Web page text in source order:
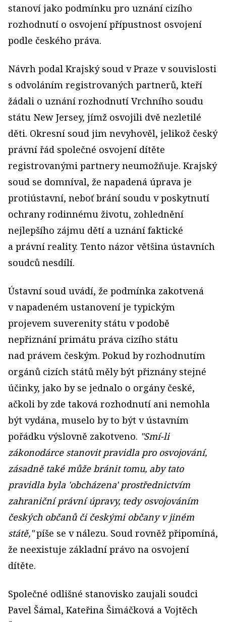
stanoví jako podmínku pro uznání cizího
rozhodnutí o osvojení přípustnost osvojení
podle českého práva.
Návrh podal Krajský soud v Praze v souvislosti
s odvoláním registrovaných partnerů, kteří
žádali o uznání rozhodnutí Vrchního soudu
státu New Jersey, jímž osvojili dvě nezletilé
děti. Okresní soud jim nevyhověl, jelikož český
právní řád společné osvojení dítěte
registrovanými partnery neumožňuje. Krajský
soud se domníval, že napadená úprava je
protiústavní, neboť brání soudu v poskytnutí
ochrany rodinnému životu, zohlednění
nejlepšího zájmu dětí a uznání faktické
a právní reality. Tento názor většina ústavních
soudců nesdílí.
Ústavní soud uvádí, že podmínka zakotvená
v napadeném ustanovení je typickým
projevem suverenity státu v podobě
nepřiznání primátu práva cizího státu
nad právem českým. Pokud by rozhodnutím
orgánů cizích států měly být přiznány stejné
účinky, jako by se jednalo o orgány české,
ačkoli by zde taková rozhodnutí ani nemohla
být vydána, muselo by to být v ústavním
pořádku výslovně zakotveno. "Smí-li
zákonodárce stanovit pravidla pro osvojování,
zásadně také může bránit tomu, aby tato
pravidla byla 'obcházena' prostřednictvím
zahraniční právní úpravy, tedy osvojováním
českých občanů či českými občany v jiném
státě,"píše se v nálezu. Soud rovněž připomíná,
že neexistuje základní právo na osvojení
dítěte.
Společné odlišné stanovisko zaujali soudci
Pavel Šámal, Kateřina Šimáčková a Vojtěch